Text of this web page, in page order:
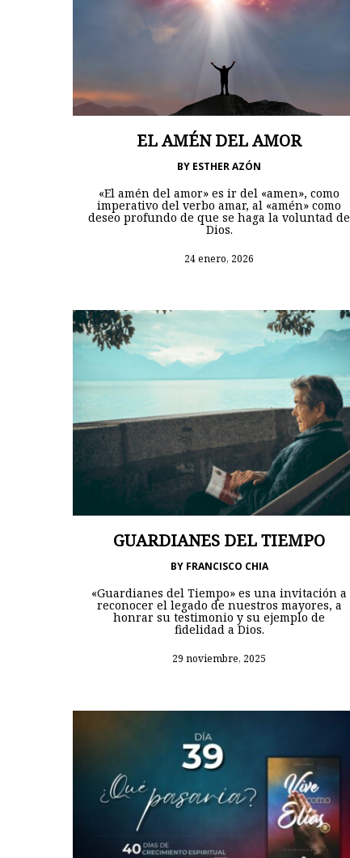
Hit enter to search or ESC to close
EL AMÉN DEL AMOR
BY ESTHER AZÓN
«El amén del amor» es ir del «amen», como
imperativo del verbo amar, al «amén» como
deseo profundo de que se haga la voluntad de
Dios.
24 enero, 2026
GUARDIANES DEL TIEMPO
BY FRANCISCO CHIA
«Guardianes del Tiempo» es una invitación a
reconocer el legado de nuestros mayores, a
honrar su testimonio y su ejemplo de
fidelidad a Dios.
29 noviembre, 2025